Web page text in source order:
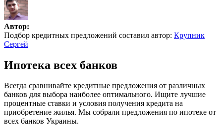
Автор:
Подбор кредитных предложений составил автор: Крупник
Сергей
Ипотека всех банков
Всегда сравнивайте кредитные предложения от различных
банков для выбора наиболее оптимального. Ищите лучшие
процентные ставки и условия получения кредита на
приобретение жилья. Мы собрали предложения по ипотеке от
всех банков Украины.